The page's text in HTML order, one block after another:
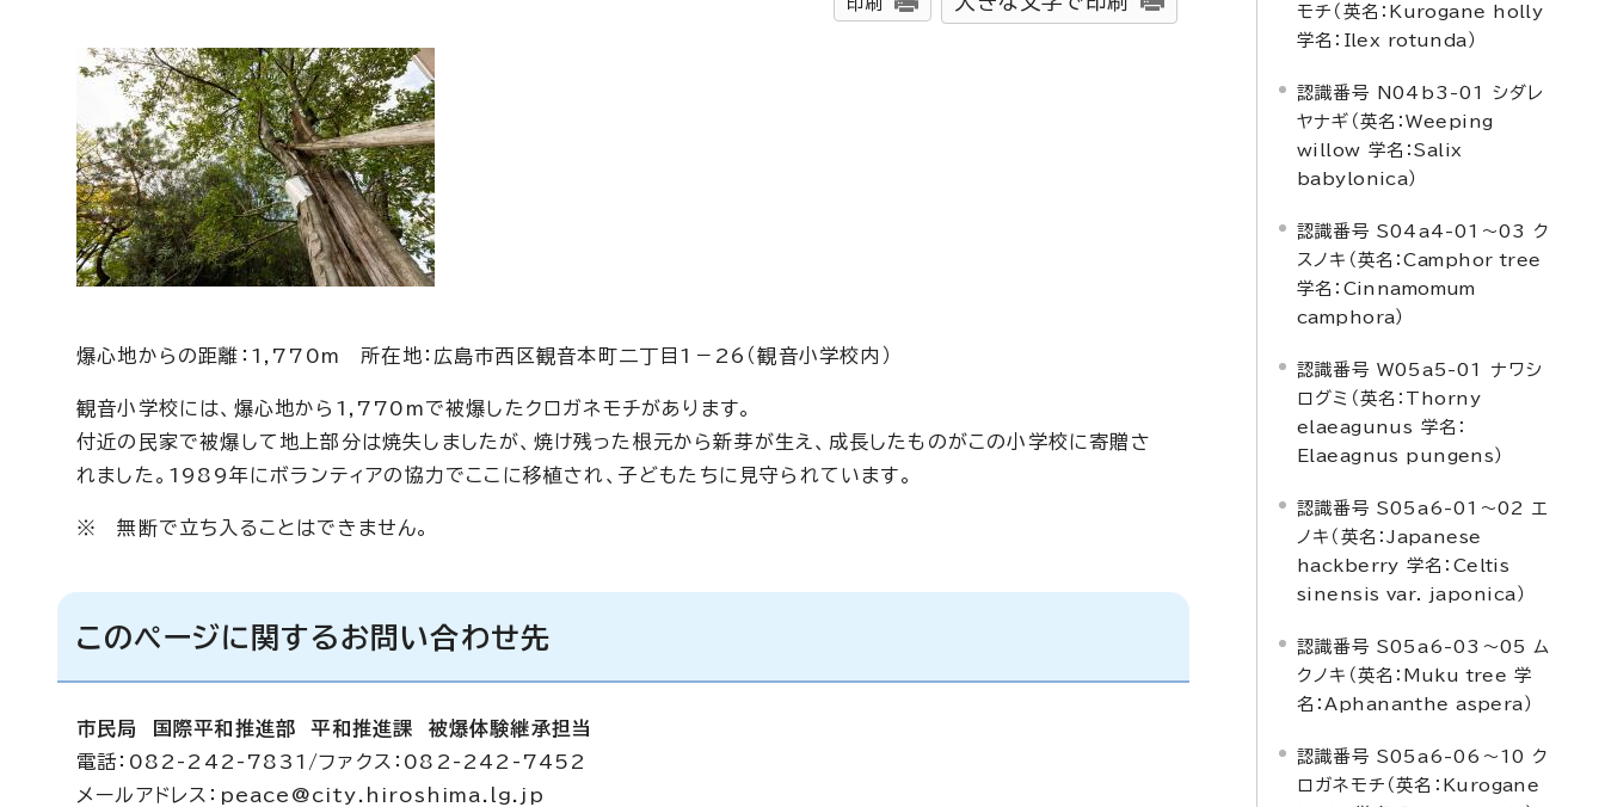
爆心地からの距離：1,770m 所在地：広島市西区観音本町二丁目1－26（観音小学校内）
観音小学校には、爆心地から1,770mで被爆したクロガネモチがあります。
付近の民家で被爆して地上部分は焼失しましたが、焼け残った根元から新芽が生え、成長したものがこの小学校に寄贈さ
れました。1989年にボランティアの協力でここに移植され、子どもたちに見守られています。
※ 無断で立ち入ることはできません。
このページに関するお問い合わせ先
市民局 国際平和推進部 平和推進課 被爆体験継承担当
電話：082-242-7831/ファクス：082-242-7452
メールアドレス： peace@city.hiroshima.lg.jp
モチ（英名： Kurogane holly
学名： Ilex rotunda ）
認識番号 N04b3-01 シダレ
ヤナギ（英名：Weeping
willow 学名：Salix
babylonica）
認識番号 S04a4-01～03 ク
スノキ（英名：Camphor tree
学名： Cinnamomum
camphora）
認識番号 W05a5-01 ナワシ
ログミ（英名： Thorny
elaeagunus 学名：
Elaeagnus pungens ）
認識番号 S05a6-01～02 エ
ノキ（英名：Japanese
hackberry 学名： Celtis
sinensis var. japonica ）
認識番号 S05a6-03～05 ム
クノキ（英名： Muku tree 学
名：Aphananthe aspera ）
認識番号 S05a6-06～10 ク
ロガネモチ（英名： Kurogane